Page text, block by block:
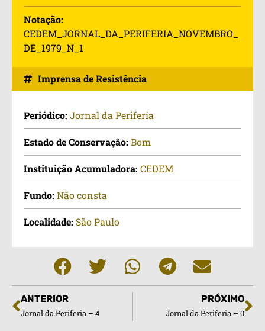
Notação:
CEDEM_JORNAL_DA_PERIFERIA_NOVEMBRO_
DE_1979_N_1
Imprensa de Resistência
Periódico: Jornal da Periferia
Estado de Conservação: Bom
Instituição Acumuladora: CEDEM
Fundo: Não consta
Localidade: São Paulo
ANTERIOR
Jornal da Periferia – 4
PRÓXIMO
Jornal da Periferia – 0